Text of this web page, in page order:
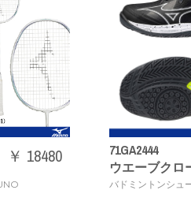
ブクロー 3 WIDE [30%OFF]
ンシューズ
￥ 11550